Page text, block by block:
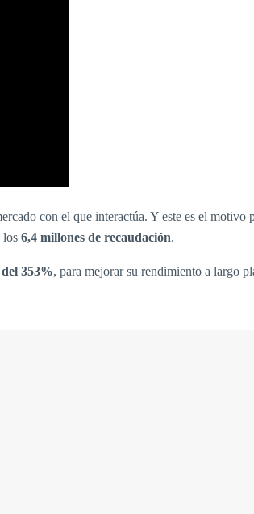
con el que interactúa. Y este es el motivo
los 6,4 millones de recaudación.
353%, para mejorar su rendimiento a largo